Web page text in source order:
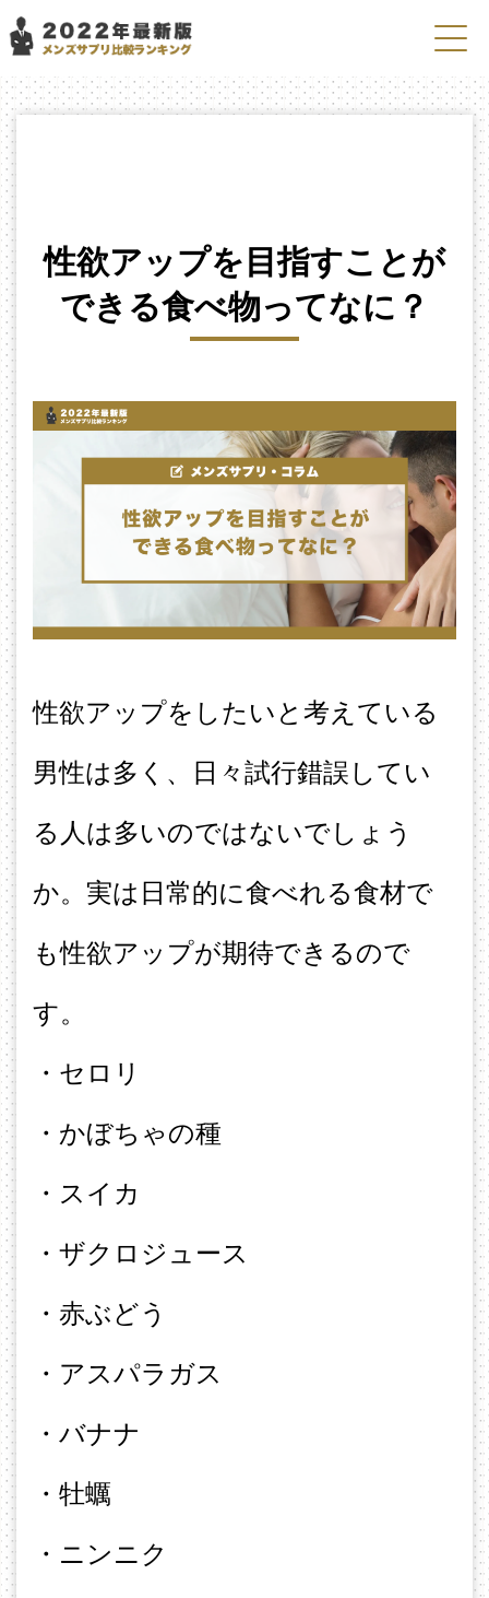
性欲アップを目指すことが
できる食べ物ってなに？
性欲アップをしたいと考えている
男性は多く、日々試行錯誤してい
る人は多いのではないでしょう
か。実は日常的に食べれる食材で
も性欲アップが期待できるので
す。
・セロリ
・かぼちゃの種
・スイカ
・ザクロジュース
・赤ぶどう
・アスパラガス
・バナナ
・牡蠣
・ニンニク